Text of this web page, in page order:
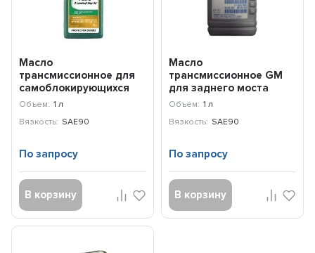
Масло
трансмиссионное для
самоблокирующихся
дифференциалов
Объем: 1 л
Вязкость: SAE90
По запросу
В корзину
Масло
трансмиссионное GM
для заднего моста
SAE90 1942387 (1л)
Объем: 1 л
Вязкость: SAE90
По запросу
В корзину